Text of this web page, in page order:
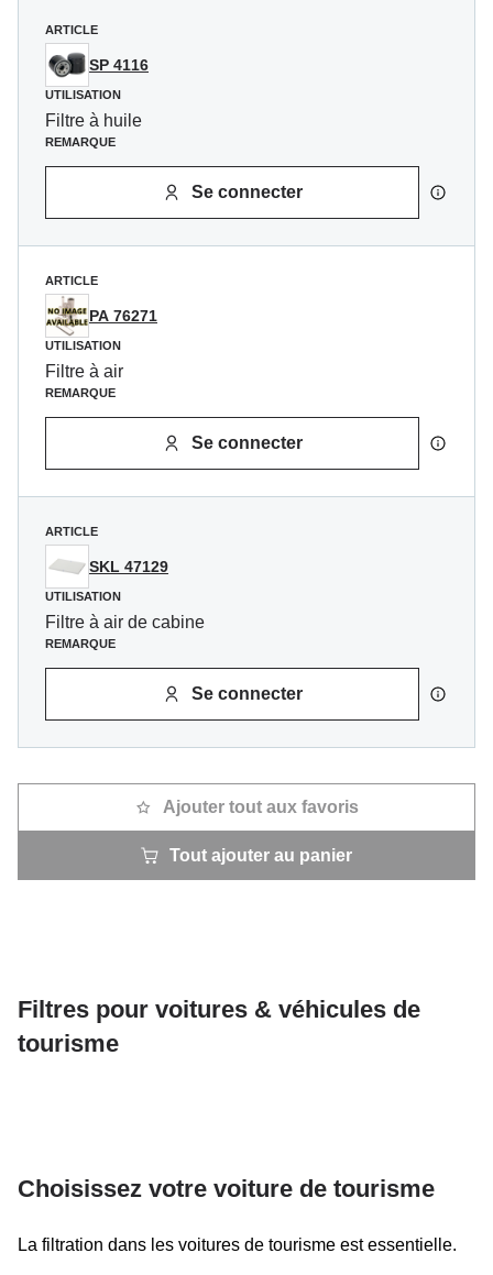
ARTICLE
SP 4116
UTILISATION
Filtre à huile
REMARQUE
Se connecter
ARTICLE
PA 76271
UTILISATION
Filtre à air
REMARQUE
Se connecter
ARTICLE
SKL 47129
UTILISATION
Filtre à air de cabine
REMARQUE
Se connecter
Ajouter tout aux favoris
Tout ajouter au panier
Filtres pour voitures & véhicules de
tourisme
Choisissez votre voiture de tourisme
La filtration dans les voitures de tourisme est essentielle.